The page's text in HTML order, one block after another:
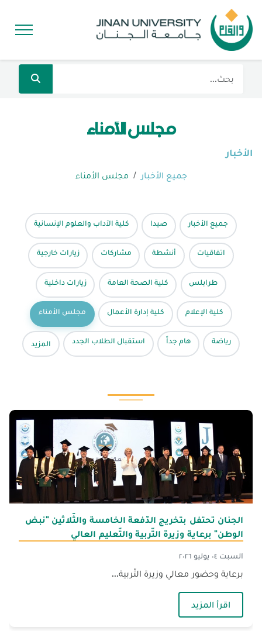
مجلس الأمناء
الأخبار
جميع الأخبار مجلس الأمناء
جميع الأخبار صيدا كلية الآداب والعلوم الإنسانية
اتفاقيات أنشطة مشاركات زيارات خارجية
طرابلس كلية الصحة العامة زيارات داخلية
كلية الإعلام كلية إدارة الأعمال مجلس الأمناء
رياضة هام جداً استقبال الطلاب الجدد المزيد
الجنان تحتفل بتخريج الدّفعة الخامسة والثّلاثين "نبض
الوطن" برعاية وزيرة التّربية والتّعليم العالي
السبت ٠٤ يوليو ٢٠٢٦
برعاية وحضور معالي وزيرة التّربية...
اقرأ المزيد— الجنان تحتفل بتخريج الدّفعة الخامسة